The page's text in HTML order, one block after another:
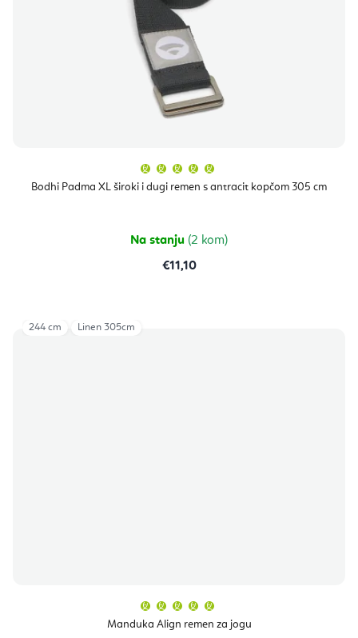
Bodhi Padma XL široki i dugi remen s antracit kopčom 305 cm
proizvoda
je
zvjezdica.
Na stanju (2 kom)
€11,10
Manduka Align remen za jogu
proizvoda
je
244 cm Linen 305cm